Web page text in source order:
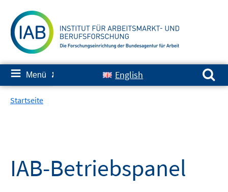
zum
Inhalt
≡ Menü ✘ English
Suchen nach:
Startseite
IAB-Betriebspanel